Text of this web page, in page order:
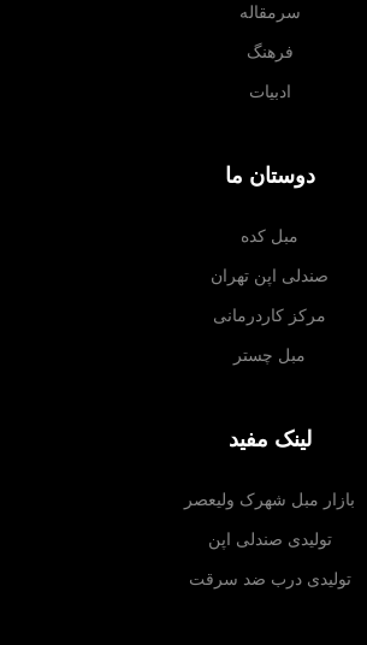
سرمقاله
فرهنگ
ادبیات
دوستان ما
مبل کده
صندلی اپن تهران
مرکز کاردرمانی
مبل چستر
لینک مفید
بازار مبل شهرک ولیعصر
تولیدی صندلی اپن
تولیدی درب ضد سرقت